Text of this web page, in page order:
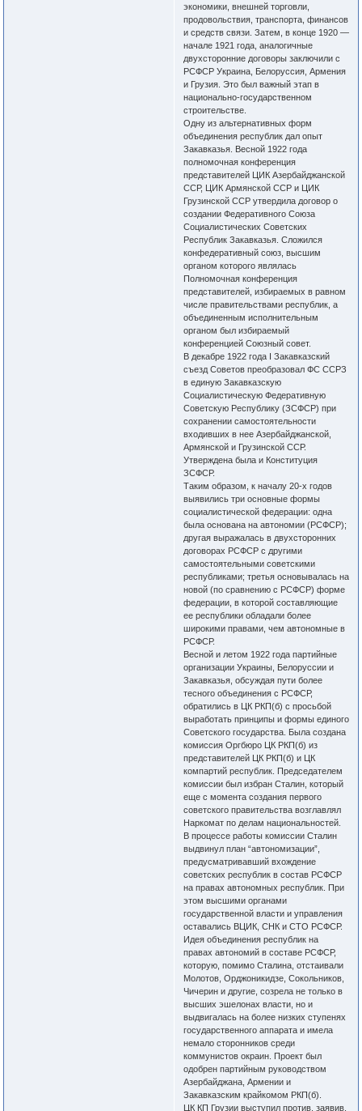
экономики, внешней торговли,
продовольствия, транспорта, финансов
и средств связи. Затем, в конце 1920 —
начале 1921 года, аналогичные
двухсторонние договоры заключили с
РСФСР Украина, Белоруссия, Армения
и Грузия. Это был важный этап в
национально-государственном
строительстве.
Одну из альтернативных форм
объединения республик дал опыт
Закавказья. Весной 1922 года
полномочная конференция
представителей ЦИК Азербайджанской
ССР, ЦИК Армянской ССР и ЦИК
Грузинской ССР утвердила договор о
создании Федеративного Союза
Социалистических Советских
Республик Закавказья. Сложился
конфедеративный союз, высшим
органом которого являлась
Полномочная конференция
представителей, избираемых в равном
числе правительствами республик, а
объединенным исполнительным
органом был избираемый
конференцией Союзный совет.
В декабре 1922 года I Закавказский
съезд Советов преобразовал ФС ССРЗ
в единую Закавказскую
Социалистическую Федеративную
Советскую Республику (ЗСФСР) при
сохранении самостоятельности
входивших в нее Азербайджанской,
Армянской и Грузинской ССР.
Утверждена была и Конституция
ЗСФСР.
Таким образом, к началу 20-х годов
выявились три основные формы
социалистической федерации: одна
была основана на автономии (РСФСР);
другая выражалась в двухсторонних
договорах РСФСР с другими
самостоятельными советскими
республиками; третья основывалась на
новой (по сравнению с РСФСР) форме
федерации, в которой составляющие
ее республики обладали более
широкими правами, чем автономные в
РСФСР.
Весной и летом 1922 года партийные
организации Украины, Белоруссии и
Закавказья, обсуждая пути более
тесного объединения с РСФСР,
обратились в ЦК РКП(б) с просьбой
выработать принципы и формы единого
Советского государства. Была создана
комиссия Оргбюро ЦК РКП(б) из
представителей ЦК РКП(б) и ЦК
компартий республик. Председателем
комиссии был избран Сталин, который
еще с момента создания первого
советского правительства возглавлял
Наркомат по делам национальностей.
В процессе работы комиссии Сталин
выдвинул план “автономизации”,
предусматривавший вхождение
советских республик в состав РСФСР
на правах автономных республик. При
этом высшими органами
государственной власти и управления
оставались ВЦИК, СНК и СТО РСФСР.
Идея объединения республик на
правах автономий в составе РСФСР,
которую, помимо Сталина, отстаивали
Молотов, Орджоникидзе, Сокольников,
Чичерин и другие, созрела не только в
высших эшелонах власти, но и
выдвигалась на более низких ступенях
государственного аппарата и имела
немало сторонников среди
коммунистов окраин. Проект был
одобрен партийным руководством
Азербайджана, Армении и
Закавказским крайкомом РКП(б).
ЦК КП Грузии выступил против, заявив,